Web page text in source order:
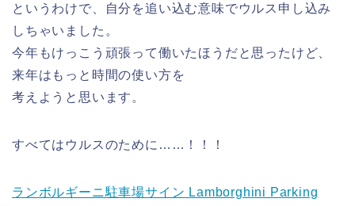
というわけで、自分を追い込む意味でウルス申し込み
しちゃいました。
今年もけっこう頑張って働いたほうだと思ったけど、
来年はもっと時間の使い方を
考えようと思います。
すべてはウルスのために……！！！
ランボルギーニ駐車場サイン Lamborghini Parking